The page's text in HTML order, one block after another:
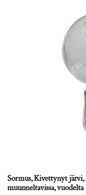
Sormus, Kivettynyt järvi,
muunneltavissa,